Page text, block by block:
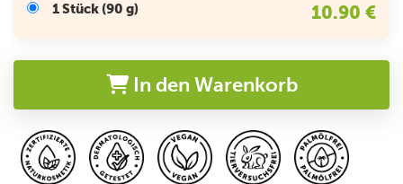
1 Stück (90 g) 10.90 €
In den Warenkorb